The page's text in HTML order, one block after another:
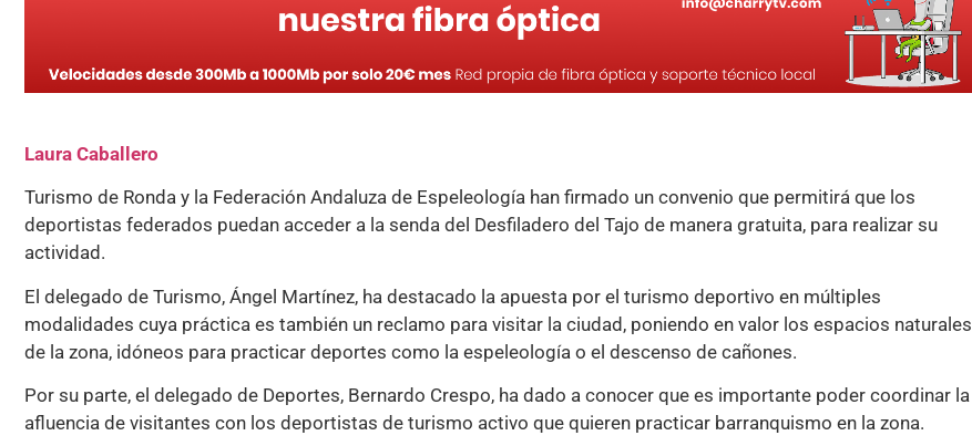
Laura Caballero
Turismo de Ronda y la Federación Andaluza de Espeleología han firmado un convenio que permitirá que los
deportistas federados puedan acceder a la senda del Desfiladero del Tajo de manera gratuita, para realizar su
actividad.
El delegado de Turismo, Ángel Martínez, ha destacado la apuesta por el turismo deportivo en múltiples
modalidades cuya práctica es también un reclamo para visitar la ciudad, poniendo en valor los espacios naturales
de la zona, idóneos para practicar deportes como la espeleología o el descenso de cañones.
Por su parte, el delegado de Deportes, Bernardo Crespo, ha dado a conocer que es importante poder coordinar la
afluencia de visitantes con los deportistas de turismo activo que quieren practicar barranquismo en la zona.